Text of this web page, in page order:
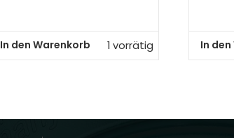
In den Warenkorb 1 vorrätig In